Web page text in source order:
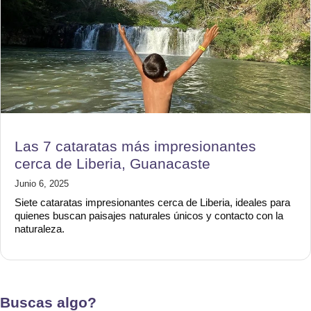
Las 7 cataratas más impresionantes
cerca de Liberia, Guanacaste
Junio 6, 2025
Siete cataratas impresionantes cerca de Liberia, ideales para
quienes buscan paisajes naturales únicos y contacto con la
naturaleza.
Buscas algo?